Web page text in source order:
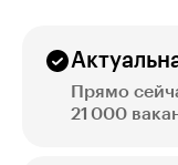
Прямо
21 000